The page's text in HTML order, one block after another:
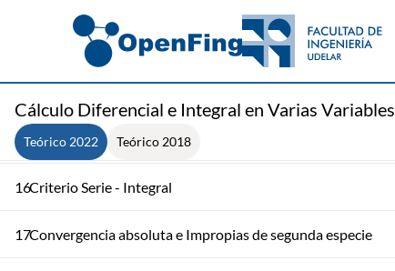
Cálculo Diferencial e Integral en Varias Variables
Teórico 2022 Teórico 2018
Criterio del Cociente
15Integrales Impropias
16Criterio Serie - Integral
17Convergencia absoluta e Impropias de segunda especie